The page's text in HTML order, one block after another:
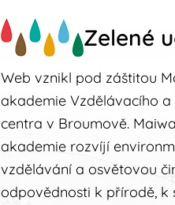
Zelené
Web vznikl pod záštitou
akademie Vzdělávacího a
centra v Broumově.
akademie rozvíjí
vzdělávání a osvětovou
odpovědnosti k přírodě, k